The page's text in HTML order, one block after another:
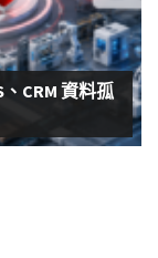
CRM 資料孤